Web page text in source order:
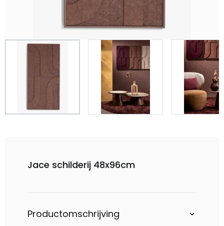
Jace schilderij 48x96cm
Productomschrijving